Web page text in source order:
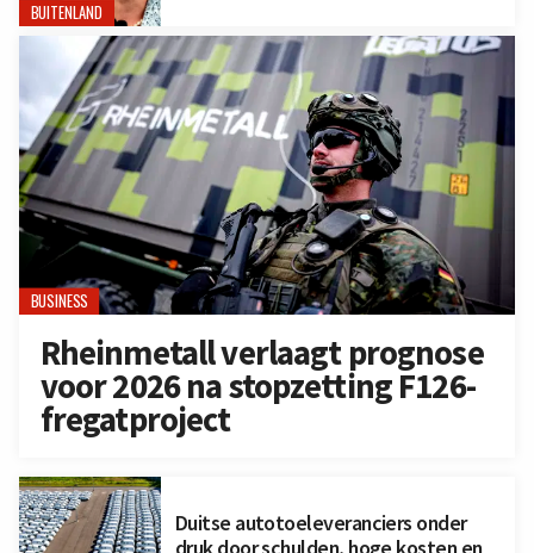
BUITENLAND
BUSINESS
Rheinmetall verlaagt prognose
voor 2026 na stopzetting F126-
fregatproject
Duitse autotoeleveranciers onder
druk door schulden, hoge kosten en